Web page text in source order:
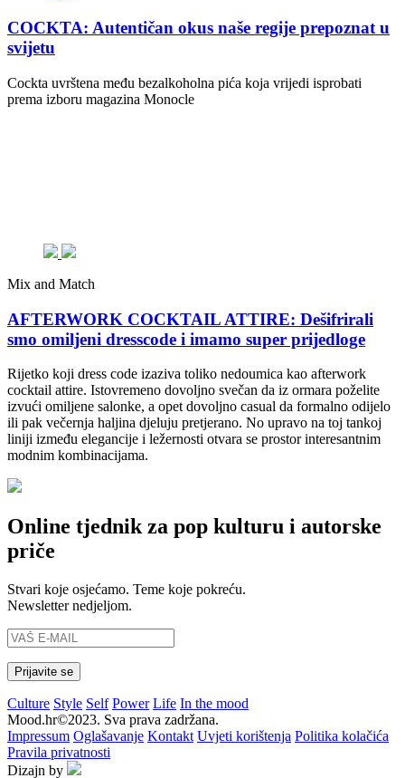
COCKTA: Autentičan okus naše regije prepoznat u
svijetu
Cockta uvrštena među bezalkoholna pića koja vrijedi isprobati
prema izboru magazina Monocle
Mix and Match
AFTERWORK COCKTAIL ATTIRE: Dešifrirali
smo omiljeni dresscode i imamo super prijedloge
Rijetko koji dress code izaziva toliko nedoumica kao afterwork
cocktail attire. Istovremeno dovoljno svečan da iz ormara poželite
izvući omiljene salonke, a opet dovoljno casual da formalno odijelo
ili pak večernja haljina djeluju pretjerano. No upravo na toj tankoj
liniji između elegancije i ležernosti otvara se prostor interesantnim
modnim kombinacijama.
Online tjednik za pop kulturu i autorske
priče
Stvari koje osjećamo. Teme koje pokreću.
Newsletter nedjeljom.
Culture Style Self Power Life In the mood
Mood.hr©2023. Sva prava zadržana.
Impressum Oglašavanje Kontakt Uvjeti korištenja Politika kolačića
Pravila privatnosti
Dizajn by